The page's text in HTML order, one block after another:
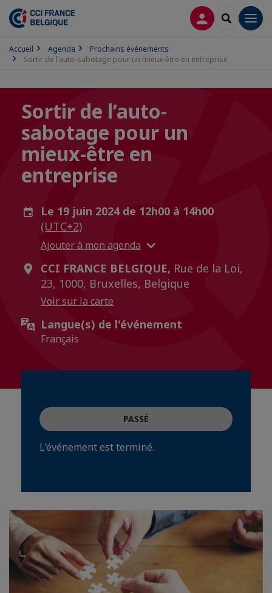
CONNEXION
Accueil Agenda
Prochains événements
Sortir de l’auto-sabotage pour un mieux-être en entreprise
Sortir de l’auto-
sabotage pour un
mieux-être en
entreprise
Le 19 juin 2024 de 12h00 à 14h00
(UTC+2)
Ajouter à mon agenda
CCI FRANCE BELGIQUE, Rue de la Loi,
23, 1000, Bruxelles, Belgique
Voir sur la carte
Langue(s) de l'événement
Français
PASSÉ
L'événement est terminé.